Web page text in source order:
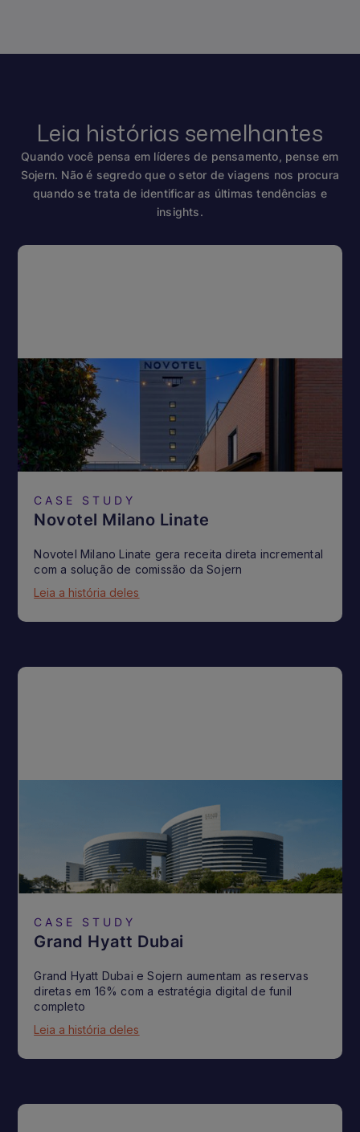
Leia histórias semelhantes
Quando você pensa em líderes de pensamento, pense em
Sojern. Não é segredo que o setor de viagens nos procura
quando se trata de identificar as últimas tendências e
insights.
CASE STUDY
Novotel Milano Linate
Novotel Milano Linate gera receita direta incremental
com a solução de comissão da Sojern
Leia a história deles
CASE STUDY
Grand Hyatt Dubai
Grand Hyatt Dubai e Sojern aumentam as reservas
diretas em 16% com a estratégia digital de funil
completo
Leia a história deles